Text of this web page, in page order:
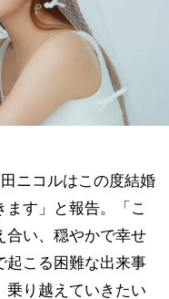
ニコルはこの度結婚
す」と報告。「こ
合い、穏やかで幸せ
起こる困難な出来事
乗り越えていきたい